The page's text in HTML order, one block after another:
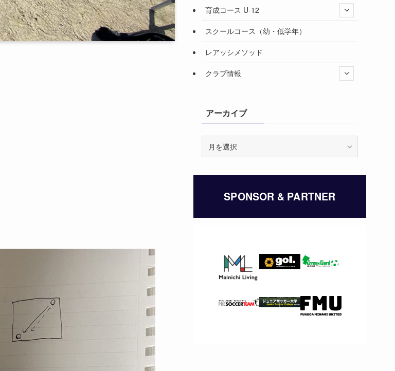
育成コース U-12
スクールコース（幼・低学年）
レアッシメソッド
クラブ情報
アーカイブ
イ
SPONSOR & PARTNER